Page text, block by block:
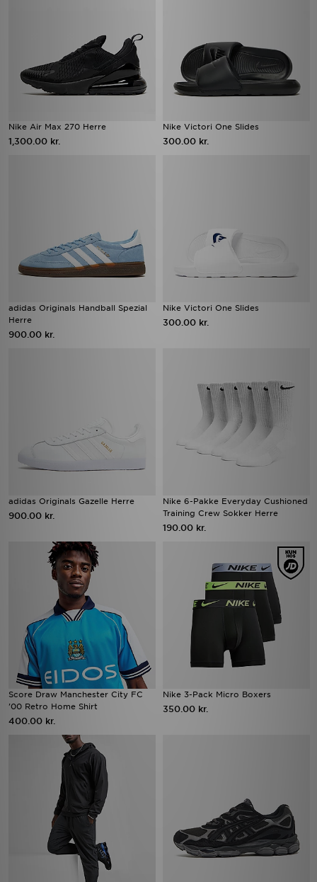
Nike Air Max 270 Herre
1,300.00 kr.
Nike Victori One Slides
300.00 kr.
adidas Originals Handball Spezial
Herre
900.00 kr.
Nike Victori One Slides
300.00 kr.
adidas Originals Gazelle Herre
900.00 kr.
Nike 6-Pakke Everyday Cushioned
Training Crew Sokker Herre
190.00 kr.
Score Draw Manchester City FC
'00 Retro Home Shirt
400.00 kr.
Nike 3-Pack Micro Boxers
350.00 kr.